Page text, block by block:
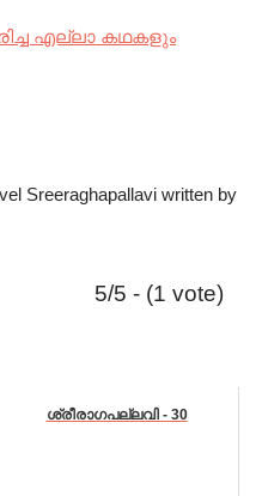
എല്ലാ കഥകളും
Sreeraghapallavi written by
5/5 - (1 vote)
ശ്രീരാഗപല്ലവി - 30